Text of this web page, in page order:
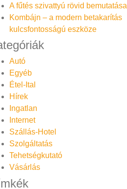
A fűtés szivattyú rövid bemutatása
Kombájn – a modern betakarítás
kulcsfontosságú eszköze
Autó
Egyéb
Étel-Ital
Hírek
Ingatlan
Internet
Szállás-Hotel
Szolgáltatás
Tehetségkutató
Vásárlás